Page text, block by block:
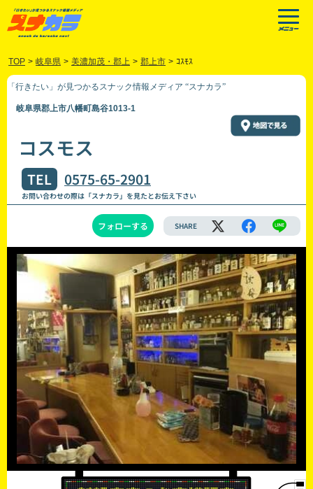
TOP > 岐阜県 > 美濃加茂・郡上 > 郡上市 > ｺｽﾓｽ
「行きたい」が見つかるスナック情報メディア “スナカラ”
岐阜県郡上市八幡町島谷1013-1
コスモス
TEL 0575-65-2901
お問い合わせの際は「スナカラ」を見たとお伝え下さい
フォローする SHARE